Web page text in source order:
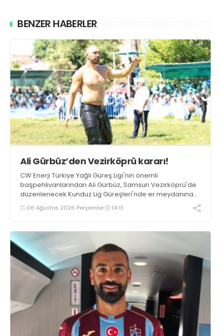
BENZER HABERLER
Ali Gürbüz’den Vezirköprü kararı!
CW Enerji Türkiye Yağlı Güreş Ligi'nin önemli
başpehlivanlarından Ali Gürbüz, Samsun Vezirköprü'de
düzenlenecek Kunduz Lig Güreşleri'nde er meydanına
çıkmayacak.
06 Ağustos 2026 Perşembe 14:13